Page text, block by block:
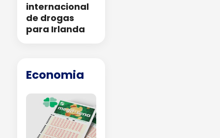
internacional
de drogas
para Irlanda
Economia